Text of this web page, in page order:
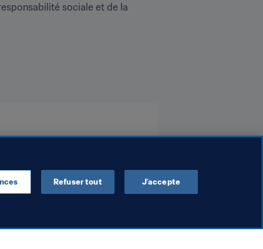
sociale et de la
Refuser tout J’accepte